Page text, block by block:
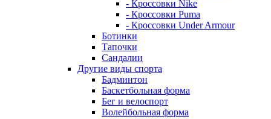
- Кроссовки Nike
- Кроссовки Puma
- Кроссовки Under Armour
Ботинки
Тапочки
Сандалии
Другие виды спорта
Бадминтон
Баскетбольная форма
Бег и велоспорт
Волейбольная форма